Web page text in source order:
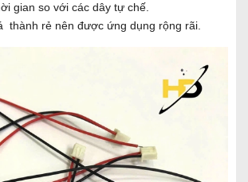
gian so với các dây tự chế.
thành rẻ nên được ứng dụng rộng rãi.